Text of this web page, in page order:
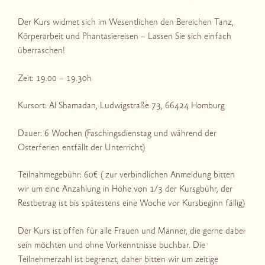
Der Kurs widmet sich im Wesentlichen den Bereichen Tanz,
Körperarbeit und Phantasiereisen – Lassen Sie sich einfach
überraschen!
Zeit: 19.00 – 19.30h
Kursort: Al Shamadan, Ludwigstraße 73, 66424 Homburg
Dauer: 6 Wochen (Faschingsdienstag und während der
Osterferien entfällt der Unterricht)
Teilnahmegebühr: 60€ ( zur verbindlichen Anmeldung bitten
wir um eine Anzahlung in Höhe von 1/3 der Kursgbühr, der
Restbetrag ist bis spätestens eine Woche vor Kursbeginn fällig)
Der Kurs ist offen für alle Frauen und Männer, die gerne dabei
sein möchten und ohne Vorkenntnisse buchbar. Die
Teilnehmerzahl ist begrenzt, daher bitten wir um zeitige